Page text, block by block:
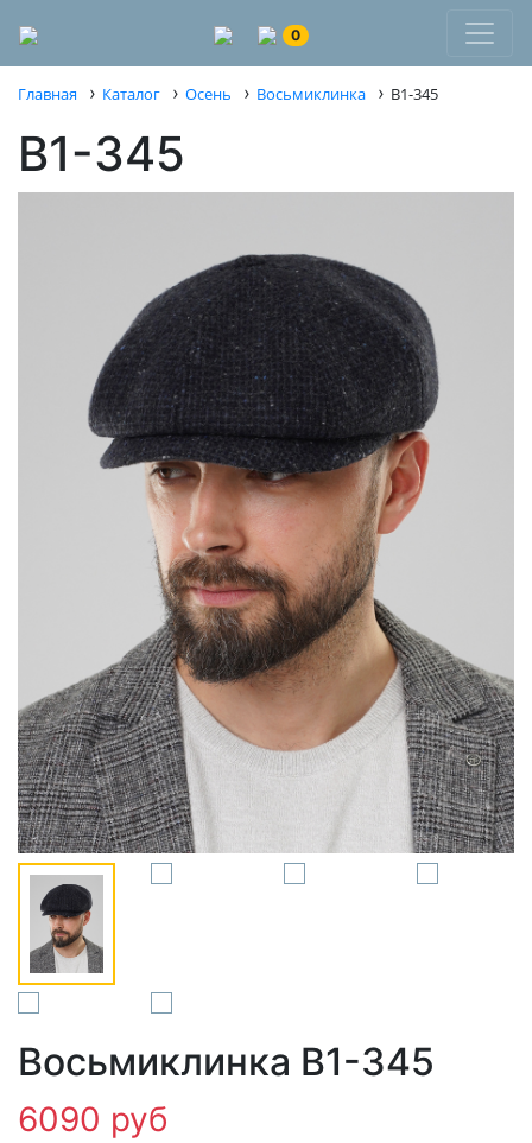
0
Главная › Каталог › Осень › Восьмиклинка › В1-345
В1-345
Восьмиклинка В1-345
6090 руб